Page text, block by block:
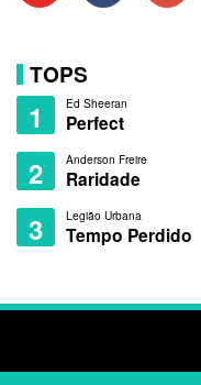
TOPS
1 Ed Sheeran
Perfect
2 Anderson Freire
Raridade
3 Legião Urbana
Tempo Perdido